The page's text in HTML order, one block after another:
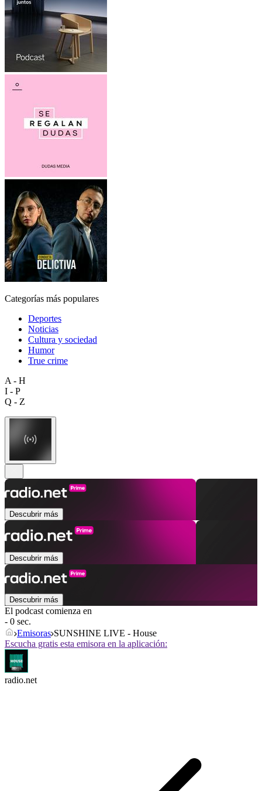
Categorías más populares
Deportes
Noticias
Cultura y sociedad
Humor
True crime
A - H
I - P
Q - Z
Descubrir más
Descubrir más
Descubrir más
El podcast comienza en
- 0 sec.
Emisoras SUNSHINE LIVE - House
Escucha gratis esta emisora en la aplicación:
radio.net